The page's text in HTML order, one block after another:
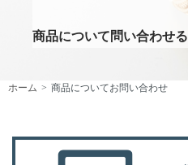
商品について問い合わせる
ホーム 商品についてお問い合わせ